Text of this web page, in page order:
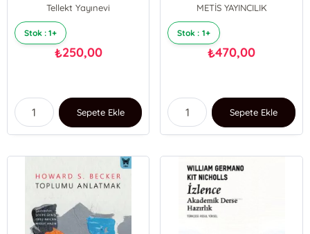
Tellekt Yayınevi
Stok : 1+
₺250,00
Sepete Ekle
METİS YAYINCILIK
Stok : 1+
₺470,00
Sepete Ekle